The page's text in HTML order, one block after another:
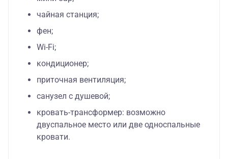
чайная станция;
фен;
Wi-Fi;
кондиционер;
приточная вентиляция;
санузел с душевой;
кровать-трансформер: возможно
двуспальное место или две односпальные
кровати.